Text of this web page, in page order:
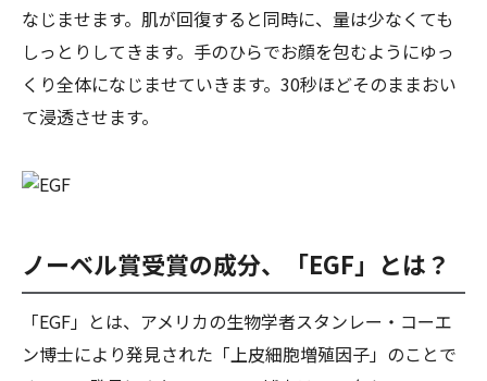
なじませます。肌が回復すると同時に、量は少なくても
しっとりしてきます。手のひらでお顔を包むようにゆっ
くり全体になじませていきます。30秒ほどそのままおい
て浸透させます。
ノーベル賞受賞の成分、「EGF」とは？
「EGF」とは、アメリカの生物学者スタンレー・コーエ
ン博士により発見された「上皮細胞増殖因子」のことで